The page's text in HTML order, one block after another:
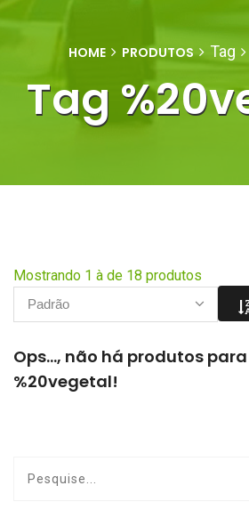
HOME PRODUTOS Tag
Tag
Mostrando 1 à de 18 produtos
Padrão
Ops..., não há produtos
%20vegetal!